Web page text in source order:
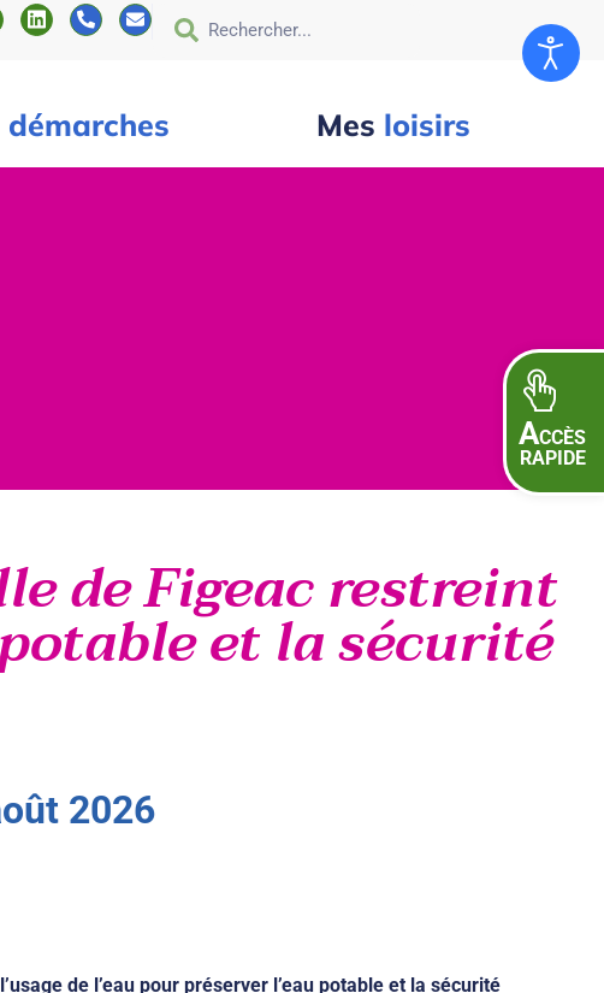
ACCÈS
RAPIDE
démarches Mes loisirs
de Figeac restreint
et la sécurité
2026
de l’eau pour préserver l’eau potable et la sécurité